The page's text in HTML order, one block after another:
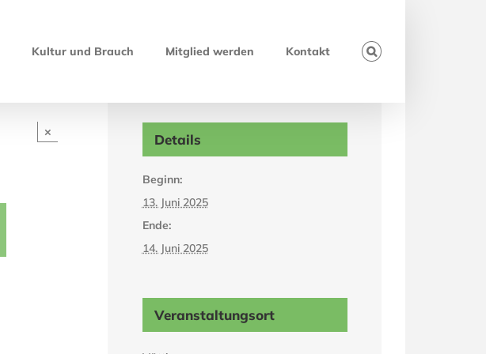
Kultur und Brauch Mitglied werden Kontakt
× Details
Beginn:
13. Juni 2025
Ende:
14. Juni 2025
Veranstaltungsort